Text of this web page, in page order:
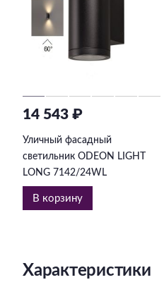
14 543 ₽
Уличный фасадный
светильник ODEON LIGHT
LONG 7142/24WL
В корзину
Характеристики